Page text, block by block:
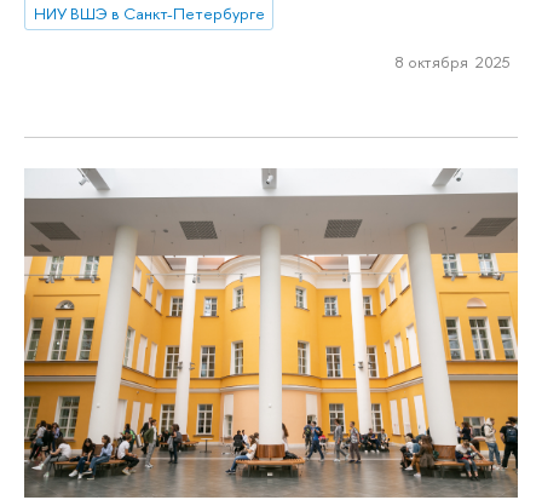
НИУ ВШЭ в Санкт-Петербурге
8 октября 2025